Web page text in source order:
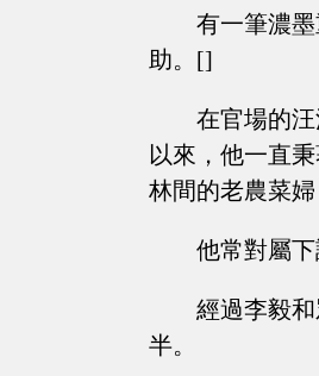
有一筆濃
助。[]
在官場的
以來，他一直
林間的老農菜婦
他常對屬
經過李毅
半。